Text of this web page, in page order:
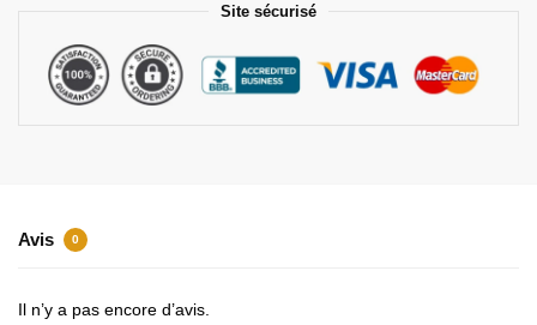
Site sécurisé
Avis 0
Il n’y a pas encore d’avis.